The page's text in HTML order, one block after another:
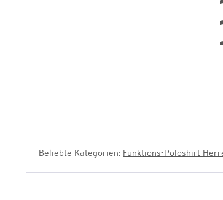
Beliebte Kategorien: Funktions-Poloshirt